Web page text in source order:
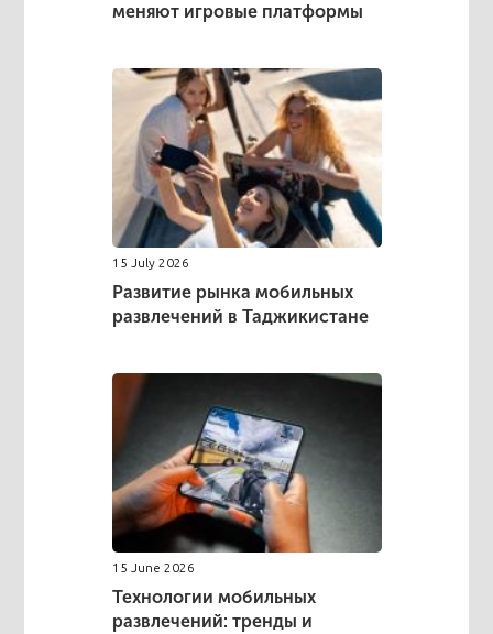
меняют игровые платформы
15 July 2026
Развитие рынка мобильных
развлечений в Таджикистане
15 June 2026
Технологии мобильных
развлечений: тренды и